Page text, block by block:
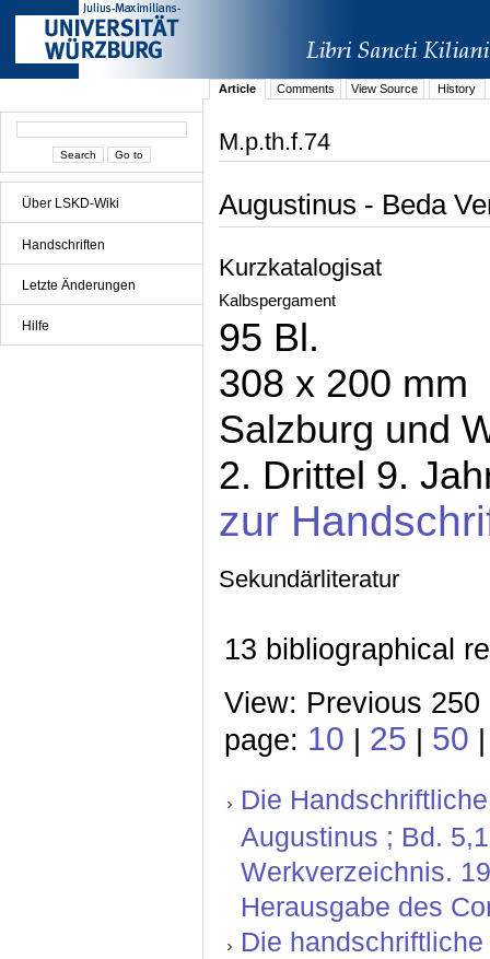
Über LSKD-Wiki
Handschriften
Letzte Änderungen
Hilfe
Article Comments View Source History
M.p.th.f.74
Augustinus - Beda
Kurzkatalogisat
Kalbspergament
95 Bl.
308 x 200 mm
Salzburg und
2. Drittel 9.
zur
Sekundärliteratur
13 bibliographical
View: Previous
page: 10 | 25 | 50
Die
Augustinus ; Bd.
Werkverzeichnis.
Herausgabe des
Die